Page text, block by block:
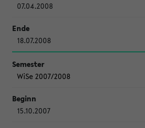
07.04.2008
18.07.2008
WiSe 2007/2008
15.10.2007